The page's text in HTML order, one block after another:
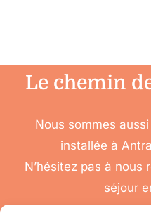
Le chemin
Nous sommes
installée à
N’hésitez pas à nous
séjour